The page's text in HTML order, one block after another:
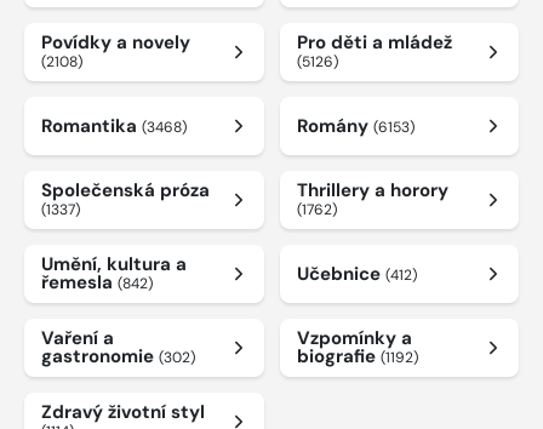
Povídky a novely
(2108)
Pro děti a mládež
(5126)
Romantika (3468) Romány (6153)
Společenská próza
(1337)
Thrillery a horory
(1762)
Umění, kultura a
řemesla (842) Učebnice (412)
Vaření a
gastronomie (302)
Vzpomínky a
biografie (1192)
Zdravý životní styl